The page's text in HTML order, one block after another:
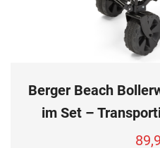
Berger Beach
im Set –